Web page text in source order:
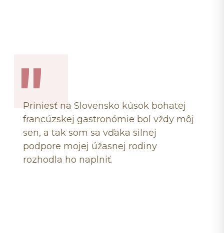
Priniesť na Slovensko kúsok bohatej
francúzskej gastronómie bol vždy môj
sen, a tak som sa vďaka silnej
podpore mojej úžasnej rodiny
rozhodla ho naplniť.